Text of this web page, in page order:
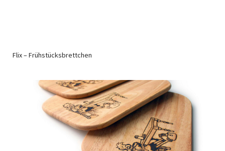
Flix – Frühstücksbrettchen